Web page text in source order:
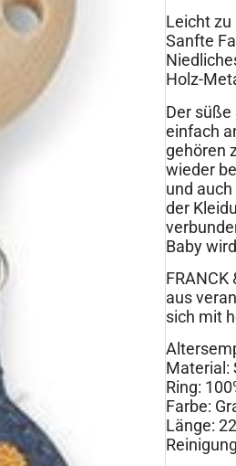
Leicht
Sanfte
Holz-
Der
einfach
gehören
wieder
und
der
Baby
aus
sich mit
Material:
Ring:
Farbe:
Länge: